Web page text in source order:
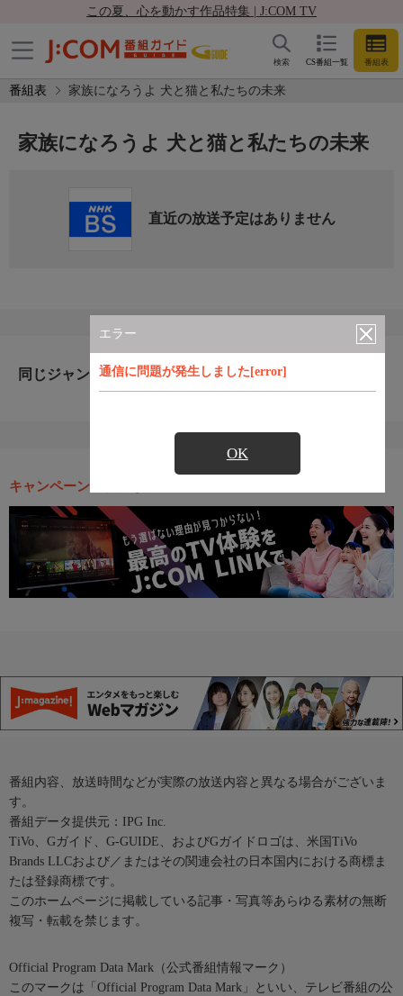
この夏、心を動かす作品特集 | J:COM TV
CS番組一覧 番組表
検索
番組表 家族になろうよ 犬と猫と私たちの未来
エラー
通信に問題が発生しました[error]
OK
家族になろうよ 犬と猫と私たちの未来
直近の放送予定はありません
同じジャンルのおすすめ番組
キャンペーン・お得な情報
番組内容、放送時間などが実際の放送内容と異なる場合がございま
す。
番組データ提供元：IPG Inc.
TiVo、Gガイド、G-GUIDE、およびGガイドロゴは、米国TiVo
Brands LLCおよび／またはその関連会社の日本国内における商標ま
たは登録商標です。
このホームページに掲載している記事・写真等あらゆる素材の無断
複写・転載を禁じます。
Official Program Data Mark（公式番組情報マーク）
このマークは「Official Program Data Mark」といい、テレビ番組の公